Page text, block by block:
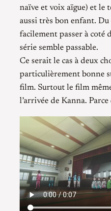
naïve et voix aïgue) et le
aussi très bon enfant.
facilement passer à coté
série semble passable.
Ce serait le cas à deux
particulièrement bonne
film. Surtout le film
l’arrivée de Kanna. Parce